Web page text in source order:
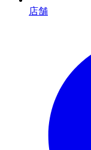
店舗